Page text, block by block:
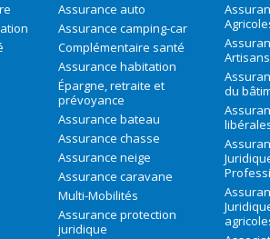
Assurance auto
Assurance camping-car
Complémentaire santé
Assurance habitation
Épargne, retraite et
prévoyance
Assurance bateau
Assurance chasse
Assurance neige
Assurance caravane
Multi-Mobilités
Assurance protection
juridique
Artisans
du